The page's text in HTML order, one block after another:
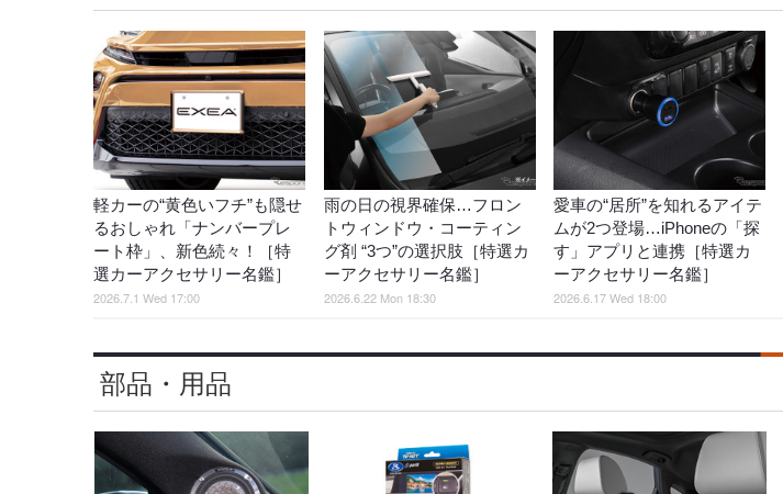
軽カーの“黄色いフチ”も隠せ
るおしゃれ「ナンバープレ
ート枠」、新色続々！［特
選カーアクセサリー名鑑］
2026.7.1 Wed 17:00
雨の日の視界確保…フロン
トウィンドウ・コーティン
グ剤 “3つ”の選択肢［特選カ
ーアクセサリー名鑑］
2026.6.22 Mon 18:30
愛車の“居所”を知れるアイテ
ムが2つ登場…iPhoneの「探
す」アプリと連携［特選カ
ーアクセサリー名鑑］
2026.6.17 Wed 18:00
部品・用品